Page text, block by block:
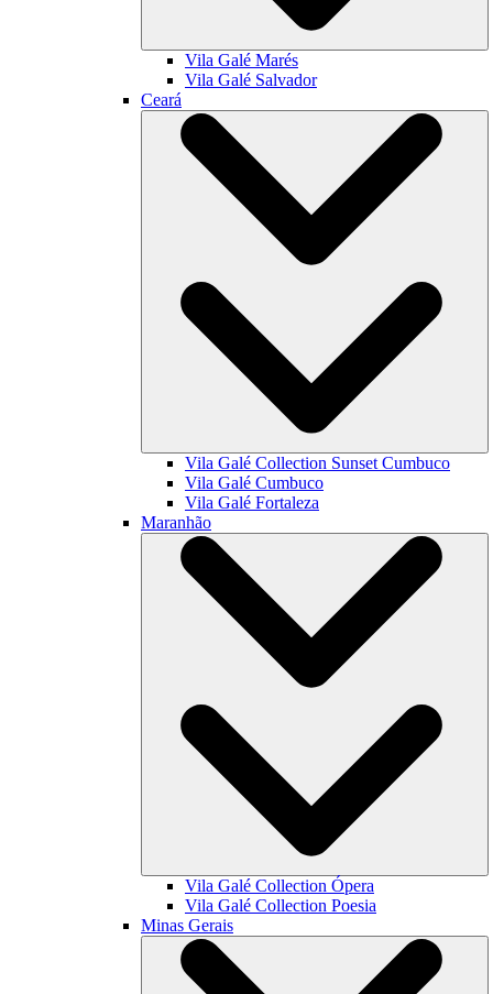
Vila Galé Marés
Vila Galé Salvador
Ceará
Vila Galé Collection Sunset Cumbuco
Vila Galé Cumbuco
Vila Galé Fortaleza
Maranhão
Vila Galé Collection Ópera
Vila Galé Collection Poesia
Minas Gerais